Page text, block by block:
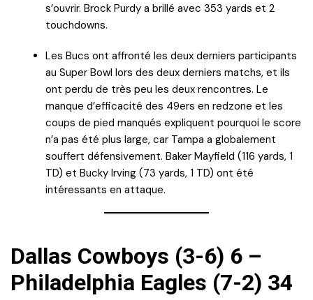
s’ouvrir. Brock Purdy a brillé avec 353 yards et 2
touchdowns.
Les Bucs ont affronté les deux derniers participants
au Super Bowl lors des deux derniers matchs, et ils
ont perdu de très peu les deux rencontres. Le
manque d’efficacité des 49ers en redzone et les
coups de pied manqués expliquent pourquoi le score
n’a pas été plus large, car Tampa a globalement
souffert défensivement. Baker Mayfield (116 yards, 1
TD) et Bucky Irving (73 yards, 1 TD) ont été
intéressants en attaque.
Dallas Cowboys (3-6) 6 –
Philadelphia Eagles (7-2) 34